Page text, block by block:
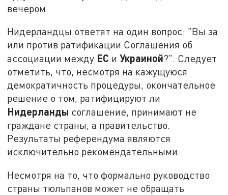
вечером.
Нидерландцы ответят на один вопрос: "Вы за
или против ратификации Соглашения об
ассоциации между ЕС иУкраиной?". Следует
отметить, что, несмотря на кажущуюся
демократичность процедуры, окончательное
решение о том, ратифицируют ли
Нидерланды соглашение, принимают не
граждане страны, а правительство.
Результаты референдума являются
исключительно рекомендательными.
Несмотря на то, что формально руководство
страны тюльпанов может не обращать